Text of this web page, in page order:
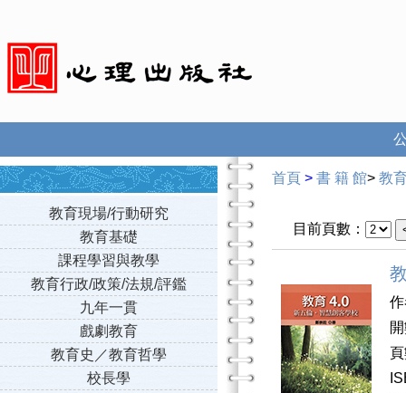
教育現場/行動研究
教育基礎
課程學習與教學
教育行政/政策/法規/評鑑
九年一貫
戲劇教育
教育史／教育哲學
校長學
首頁 > 書 籍 館> 教
目前頁數：